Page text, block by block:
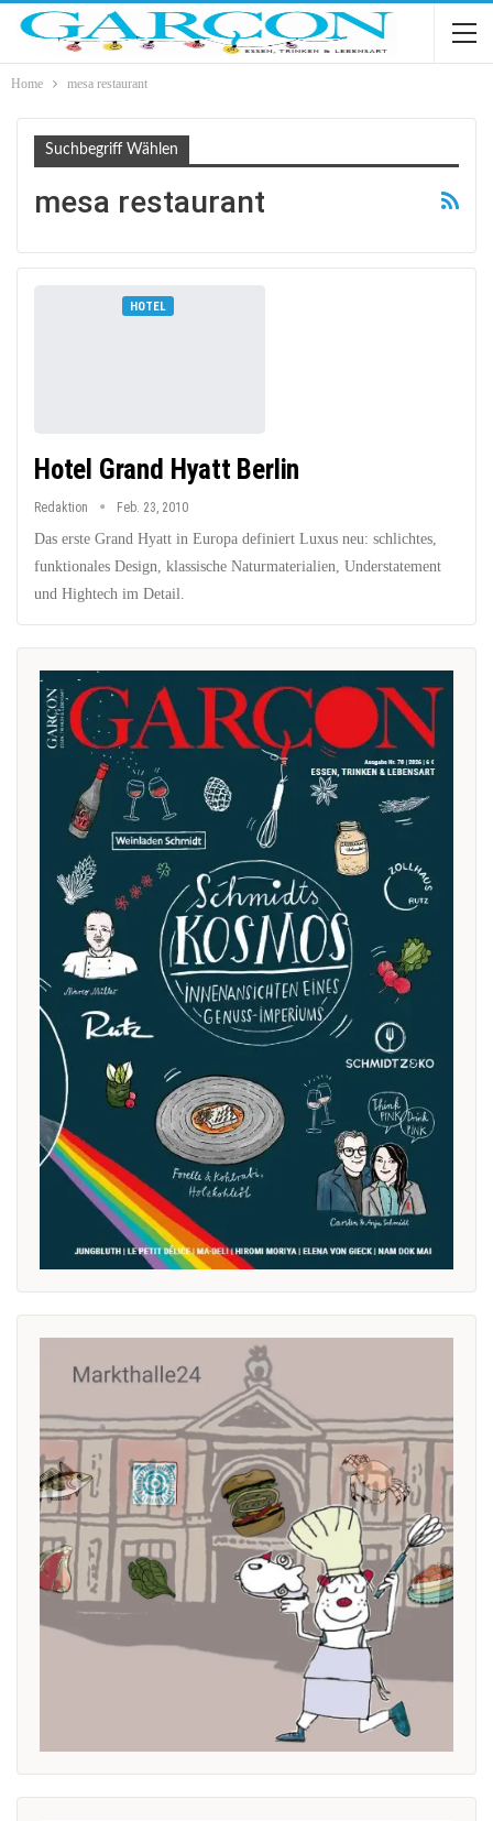
Home mesa restaurant
Suchbegriff Wählen
mesa restaurant
HOTEL
Hotel Grand Hyatt Berlin
Redaktion Feb. 23, 2010
Das erste Grand Hyatt in Europa definiert Luxus neu: schlichtes,
funktionales Design, klassische Naturmaterialien, Understatement
und Hightech im Detail.